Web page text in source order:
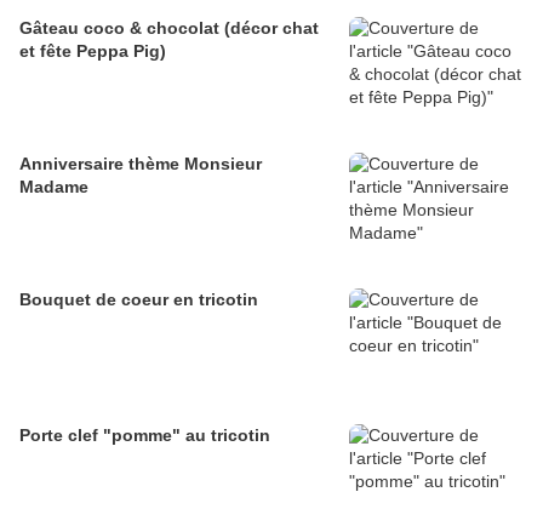
Gâteau coco & chocolat (décor chat
et fête Peppa Pig)
Anniversaire thème Monsieur
Madame
Bouquet de coeur en tricotin
Porte clef "pomme" au tricotin